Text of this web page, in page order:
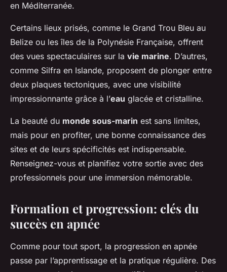
en Méditerranée.
Certains lieux prisés, comme le Grand Trou Bleu au
Belize ou les îles de la Polynésie Française, offrent
des vues spectaculaires sur la vie marine. D’autres,
comme Silfra en Islande, proposent de plonger entre
deux plaques tectoniques, avec une visibilité
impressionnante grâce à l’eau glacée et cristalline.
La beauté du monde sous-marin est sans limites,
mais pour en profiter, une bonne connaissance des
sites et de leurs spécificités est indispensable.
Renseignez-vous et planifiez votre sortie avec des
professionnels pour une immersion mémorable.
Formation et progression: clés du
succès en apnée
Comme pour tout sport, la progression en apnée
passe par l’apprentissage et la pratique régulière. Des